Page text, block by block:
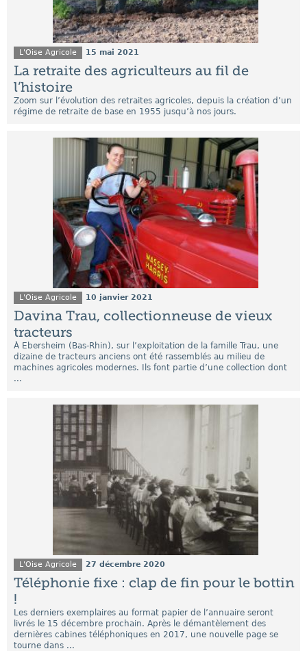
L'Oise Agricole 15 mai 2021
La retraite des agriculteurs au fil de
l’histoire
Zoom sur l’évolution des retraites agricoles, depuis la création d’un
régime de retraite de base en 1955 jusqu’à nos jours.
L'Oise Agricole 10 janvier 2021
Davina Trau, collectionneuse de vieux
tracteurs
À Ebersheim (Bas-Rhin), sur l’exploitation de la famille Trau, une
dizaine de tracteurs anciens ont été rassemblés au milieu de
machines agricoles modernes. Ils font partie d’une collection dont
...
L'Oise Agricole 27 décembre 2020
Téléphonie fixe : clap de fin pour le bottin
!
Les derniers exemplaires au format papier de l’annuaire seront
livrés le 15 décembre prochain. Après le démantèlement des
dernières cabines téléphoniques en 2017, une nouvelle page se
tourne dans ...